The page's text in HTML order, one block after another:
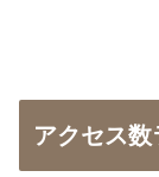
アクセス